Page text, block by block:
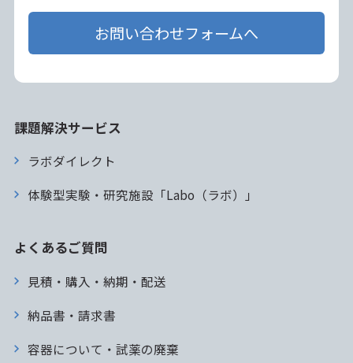
お問い合わせフォームへ
課題解決サービス
ラボダイレクト
体験型実験・研究施設「Labo（ラボ）」
よくあるご質問
見積・購入・納期・配送
納品書・請求書
容器について・試薬の廃棄